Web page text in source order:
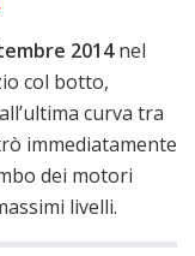
2014nel
col botto,
curva tra
immediatamente
dei motori
livelli.